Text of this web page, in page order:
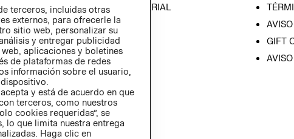
POLÍTICA EMPRESARIAL
GIFT
terceros, incluidas otras
externos, para ofrecerle la
sitio web, personalizar su
y entregar publicidad
aplicaciones y boletines
de plataformas de redes
información sobre el usuario,
y está de acuerdo en que
terceros, como nuestros
cookies requeridas”, se
lo que limita nuestra entrega
Haga clic en